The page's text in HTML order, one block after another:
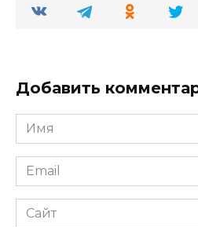
Добавить
Имя
Email
Сайт